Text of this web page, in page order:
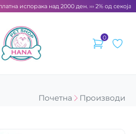
испорака над 2000 ден. ››› 2% од секоја
0
Почетна
Производи